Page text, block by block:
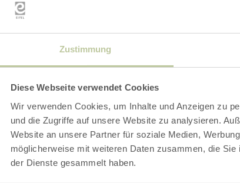
Zustimmung
Diese Webseite verwendet Cookies
Wir verwenden Cookies, um Inhalte und Anzeigen zu
und die Zugriffe auf unsere Website zu analysieren.
Website an unsere Partner für soziale Medien,
möglicherweise mit weiteren Daten zusammen, die
der Dienste gesammelt haben.
- Freitag
Neuigkeiten zum Wandern
Urlaubsangeboten und
Newsletter-